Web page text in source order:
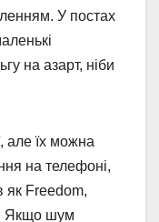
У постах
на азарт, ніби
але їх можна
на телефоні,
як Freedom,
Якщо шум